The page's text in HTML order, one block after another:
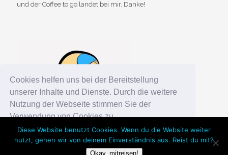
Cookies helfen uns bei der Bereitstellung
unserer Inhalte und Dienste. Durch die weitere
Nutzung der Webseite stimmen Sie der
Verwendung von Cookies zu.
Okay!
und der Coffee to go landet bei mir. Danke!
Chosen WordPress Themeby Compete Themes.
Diese Website benutzt Cookies. Wenn du die Website weiter
nutzt, gehen wir von deinem Einverständnis aus. Reist du mit?
Okay, mitreisen!